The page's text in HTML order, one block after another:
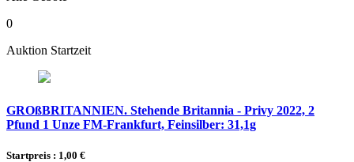
0
Auktion Startzeit
GROßBRITANNIEN. Stehende Britannia - Privy 2022, 2
Pfund 1 Unze FM-Frankfurt, Feinsilber: 31,1g
Startpreis : 1,00 €